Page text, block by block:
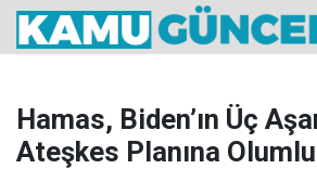
Hamas, Biden’ın Üç
Ateşkes Planına